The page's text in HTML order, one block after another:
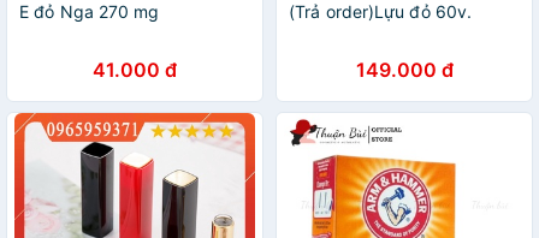
E đỏ Nga 270 mg
41.000 đ
(Trả order)Lựu đỏ 60v.
149.000 đ